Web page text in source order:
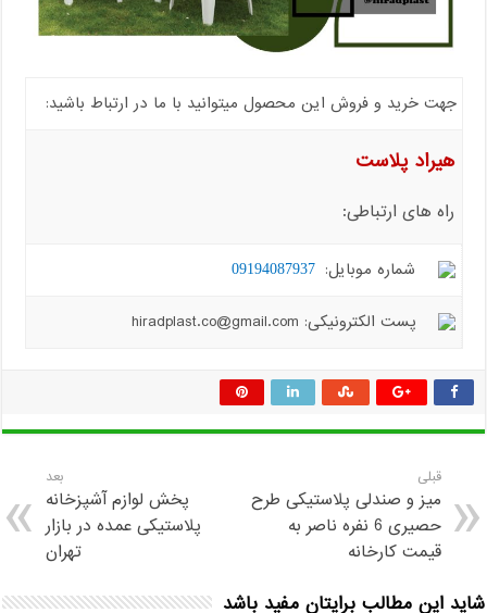
جهت خرید و فروش این محصول میتوانید با ما در ارتباط باشید:
هیراد پلاست
راه های ارتباطی:
شماره موبایل: 09194087937
پست الکترونیکی: hiradplast.co@gmail.com
قبلی
میز و صندلی پلاستیکی طرح
حصیری 6 نفره ناصر به
قیمت کارخانه
بعد
پخش لوازم آشپزخانه
پلاستیکی عمده در بازار
تهران
شاید این مطالب برایتان مفید باشد